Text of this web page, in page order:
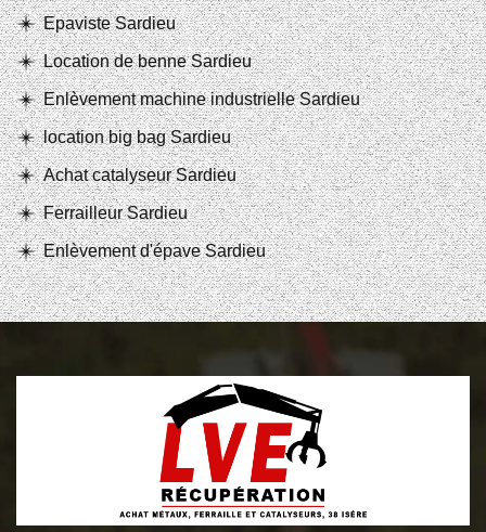
Epaviste Sardieu
Location de benne Sardieu
Enlèvement machine industrielle Sardieu
location big bag Sardieu
Achat catalyseur Sardieu
Ferrailleur Sardieu
Enlèvement d'épave Sardieu